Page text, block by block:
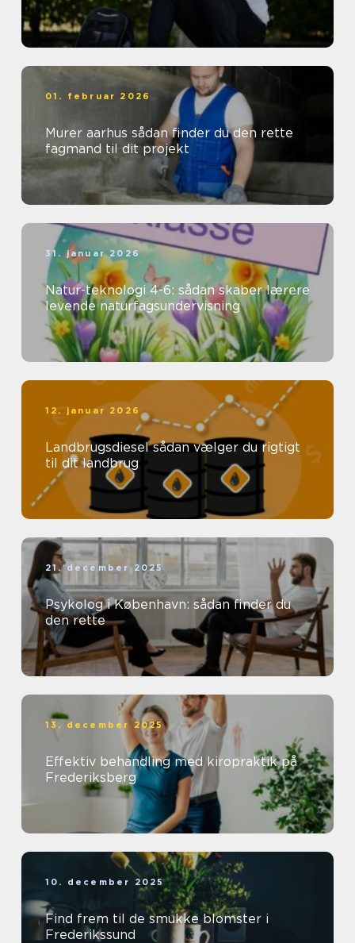
01. februar 2026
Murer aarhus sådan finder du den rette
fagmand til dit projekt
31. januar 2026
Natur-teknologi 4-6: sådan skaber lærere
levende naturfagsundervisning
12. januar 2026
Landbrugsdiesel sådan vælger du rigtigt
til dit landbrug
21. december 2025
Psykolog i København: sådan finder du
den rette
13. december 2025
Effektiv behandling med kiropraktik på
Frederiksberg
10. december 2025
Find frem til de smukke blomster i
Frederikssund